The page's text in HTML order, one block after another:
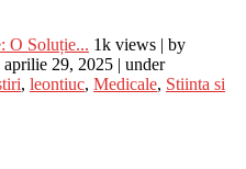
O Soluție... 1k views | by
aprilie 29, 2025 | under
, leontiuc, Medicale, Stiinta si